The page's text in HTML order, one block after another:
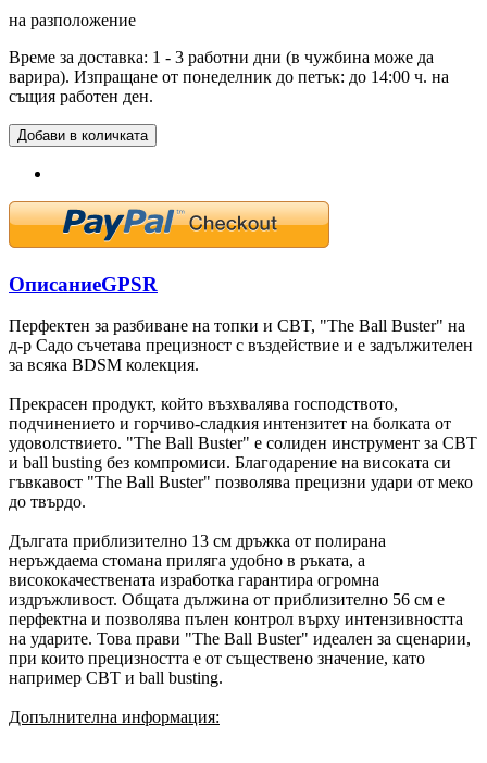
на разположение
Време за доставка: 1 - 3 работни дни (в чужбина може да
варира). Изпращане от понеделник до петък: до 14:00 ч. на
същия работен ден.
Добави в количката
ОписаниеGPSR
Перфектен за разбиване на топки и CBT, "The Ball Buster" на
д-р Садо съчетава прецизност с въздействие и е задължителен
за всяка BDSM колекция.
Прекрасен продукт, който възхвалява господството,
подчинението и горчиво-сладкия интензитет на болката от
удоволствието. "The Ball Buster" е солиден инструмент за CBT
и ball busting без компромиси. Благодарение на високата си
гъвкавост "The Ball Buster" позволява прецизни удари от меко
до твърдо.
Дългата приблизително 13 см дръжка от полирана
неръждаема стомана приляга удобно в ръката, а
висококачествената изработка гарантира огромна
издръжливост. Общата дължина от приблизително 56 см е
перфектна и позволява пълен контрол върху интензивността
на ударите. Това прави "The Ball Buster" идеален за сценарии,
при които прецизността е от съществено значение, като
например CBT и ball busting.
Допълнителна информация: